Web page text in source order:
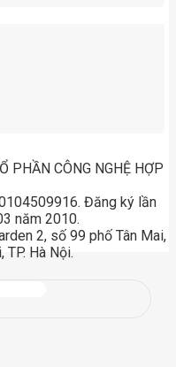
PHẦN CÔNG NGHỆ HỢP
Đăng ký lần
năm 2010.
2, số 99 phố Tân Mai,
TP. Hà Nội.